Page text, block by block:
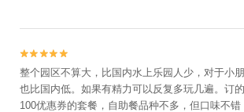


整个园区不算大，比国内水上乐园人少，对于小
也比国内低。如果有精力可以反复多玩几遍。订
100优惠券的套餐，自助餐品种不多，但口味不错